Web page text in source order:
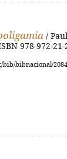
/
978-972-21-
bibnacional/